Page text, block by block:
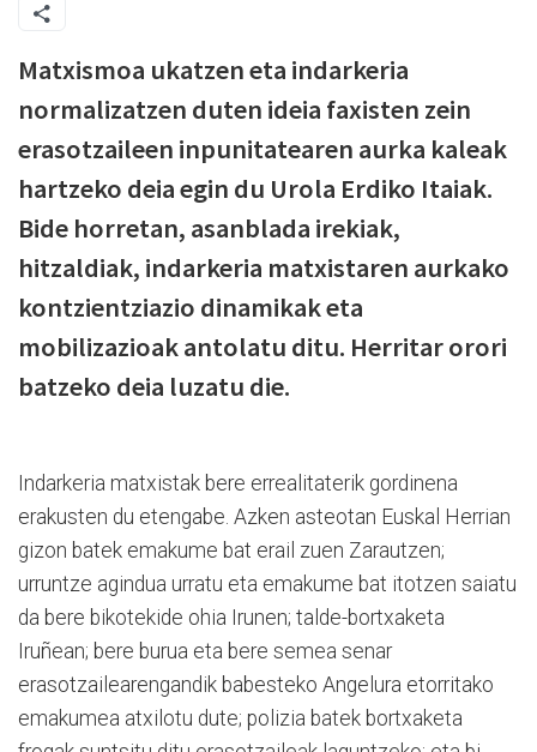
Matxismoa ukatzen eta indarkeria
normalizatzen duten ideia faxisten zein
erasotzaileen inpunitatearen aurka kaleak
hartzeko deia egin du Urola Erdiko Itaiak.
Bide horretan, asanblada irekiak,
hitzaldiak, indarkeria matxistaren aurkako
kontzientziazio dinamikak eta
mobilizazioak antolatu ditu. Herritar orori
batzeko deia luzatu die.
Indarkeria matxistak bere errealitaterik gordinena
erakusten du etengabe. Azken asteotan Euskal Herrian
gizon batek emakume bat erail zuen Zarautzen;
urruntze agindua urratu eta emakume bat itotzen saiatu
da bere bikotekide ohia Irunen; talde-bortxaketa
Iruñean; bere burua eta bere semea senar
erasotzailearengandik babesteko Angelura etorritako
emakumea atxilotu dute; polizia batek bortxaketa